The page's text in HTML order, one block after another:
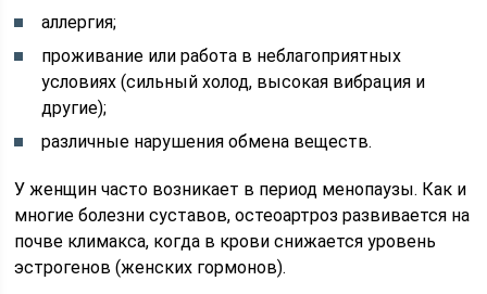
аллергия;
проживание или работа в неблагоприятных
условиях (сильный холод, высокая вибрация и
другие);
различные нарушения обмена веществ.
У женщин часто возникает в период менопаузы. Как и
многие болезни суставов, остеоартроз развивается на
почве климакса, когда в крови снижается уровень
эстрогенов (женских гормонов).